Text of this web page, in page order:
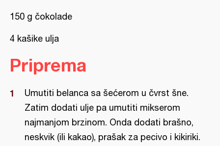
150 g čokolade
4 kašike ulja
Priprema
Umutiti belanca sa šećerom u čvrst šne.
Zatim dodati ulje pa umutiti mikserom
najmanjom brzinom. Onda dodati brašno,
neskvik (ili kakao), prašak za pecivo i kikiriki.